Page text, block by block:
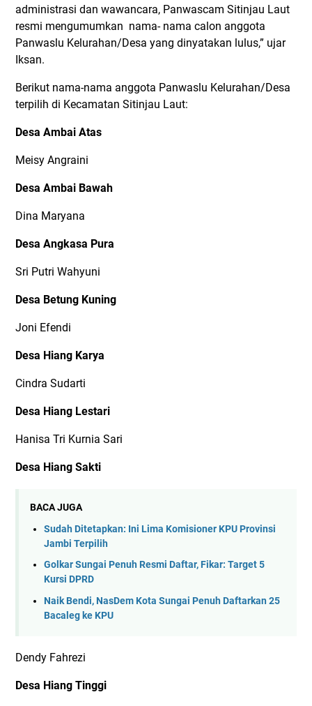
administrasi dan wawancara, Panwascam Sitinjau Laut
resmi mengumumkan nama- nama calon anggota
Panwaslu Kelurahan/Desa yang dinyatakan lulus,” ujar
Iksan.
Berikut nama-nama anggota Panwaslu Kelurahan/Desa
terpilih di Kecamatan Sitinjau Laut:
Desa Ambai Atas
Meisy Angraini
Desa Ambai Bawah
Dina Maryana
Desa Angkasa Pura
Sri Putri Wahyuni
Desa Betung Kuning
Joni Efendi
Desa Hiang Karya
Cindra Sudarti
Desa Hiang Lestari
Hanisa Tri Kurnia Sari
Desa Hiang Sakti
BACA JUGA
Sudah Ditetapkan: Ini Lima Komisioner KPU Provinsi
Jambi Terpilih
Golkar Sungai Penuh Resmi Daftar, Fikar: Target 5
Kursi DPRD
Naik Bendi, NasDem Kota Sungai Penuh Daftarkan 25
Bacaleg ke KPU
Dendy Fahrezi
Desa Hiang Tinggi